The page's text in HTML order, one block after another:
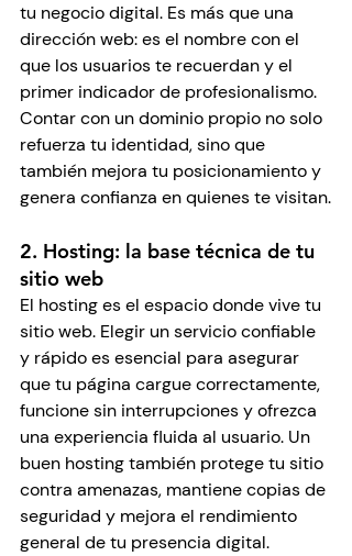
tu negocio digital. Es más que una
dirección web: es el nombre con el
que los usuarios te recuerdan y el
primer indicador de profesionalismo.
Contar con un dominio propio no solo
refuerza tu identidad, sino que
también mejora tu posicionamiento y
genera confianza en quienes te visitan.
2. Hosting: la base técnica de tu
sitio web
El hosting es el espacio donde vive tu
sitio web. Elegir un servicio confiable
y rápido es esencial para asegurar
que tu página cargue correctamente,
funcione sin interrupciones y ofrezca
una experiencia fluida al usuario. Un
buen hosting también protege tu sitio
contra amenazas, mantiene copias de
seguridad y mejora el rendimiento
general de tu presencia digital.